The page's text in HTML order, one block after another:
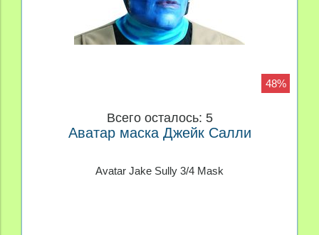
48%
Всего осталось: 5
Аватар маска Джейк Салли
Avatar Jake Sully 3/4 Mask